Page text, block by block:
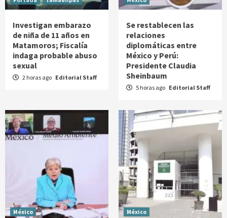
Investigan embarazo
de niña de 11 años en
Matamoros; Fiscalía
indaga probable abuso
sexual
2 horas ago Editorial Staff
Se restablecen las
relaciones
diplomáticas entre
México y Perú:
Presidente Claudia
Sheinbaum
5 horas ago Editorial Staff
México México